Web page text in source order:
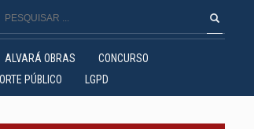
ALVARÁ OBRAS
CONCURSO
PÚBLICO LGPD